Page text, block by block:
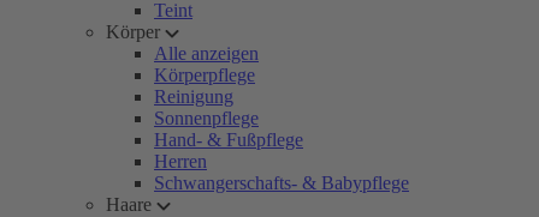
Teint
Körper
Alle anzeigen
Körperpflege
Reinigung
Sonnenpflege
Hand- & Fußpflege
Herren
Schwangerschafts- & Babypflege
Haare